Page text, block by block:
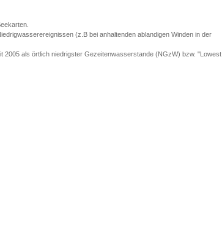
(z.B bei anhaltenden ablandigen Winden in der
2005 als örtlich niedrigster Gezeitenwasserstande (NGzW) bzw. "Lowest